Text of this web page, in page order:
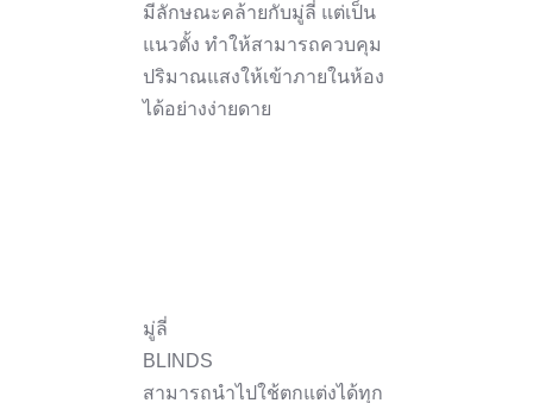
มีลักษณะคล้ายกับมู่ลี่ แต่เป็น
แนวตั้ง ทำให้สามารถควบคุม
ปริมาณแสงให้เข้าภายในห้อง
ได้อย่างง่ายดาย
มู่ลี่
BLINDS
สามารถนำไปใช้ตกแต่งได้ทุก